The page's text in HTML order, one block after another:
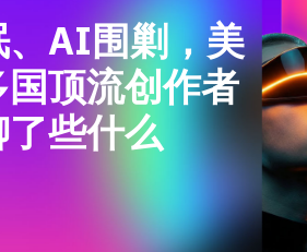
、AI围剿，美
顶流创作者
些什么